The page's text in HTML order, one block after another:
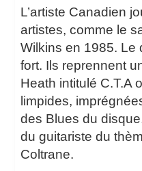
L’artiste Canadien
artistes, comme le
Wilkins en 1985. Le
fort. Ils reprennent
Heath intitulé C.T.A
limpides,
des Blues du
du guitariste du
Coltrane.